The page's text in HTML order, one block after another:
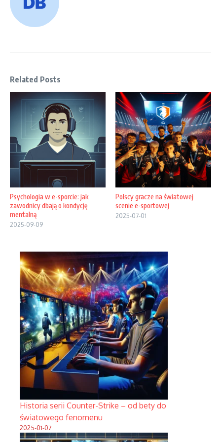
Related Posts
Psychologia w e-sporcie: jak
zawodnicy dbają o kondycję
mentalną
2025-09-09
Polscy gracze na światowej
scenie e-sportowej
2025-07-01
Historia serii Counter-Strike – od bety do
światowego fenomenu
2025-01-07